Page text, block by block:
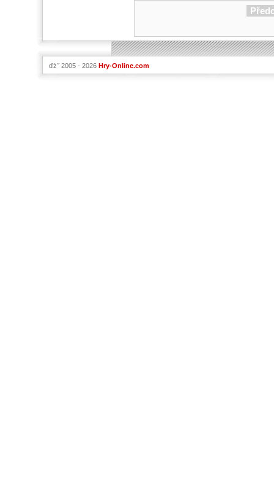
ďż˝ 2005 - 2026 Hry-Online.com